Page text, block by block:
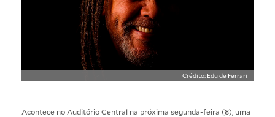
Crédito: Edu de Ferrari
Acontece no Auditório Central na próxima segunda-feira (8), uma